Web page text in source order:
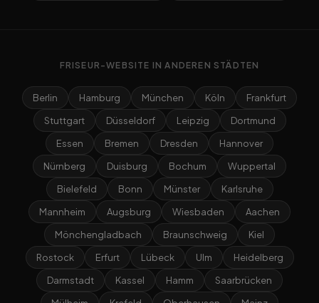
FRISEUR-WEBSITE IN ANDEREN STÄDTEN
Berlin Hamburg München Köln
Frankfurt
Stuttgart
Düsseldorf Leipzig
Dortmund
Essen
Bremen Dresden
Hannover
Nürnberg
Duisburg Bochum
Wuppertal
Bielefeld
Bonn Münster
Karlsruhe
Mannheim
Augsburg Wiesbaden
Aachen
Mönchengladbach
Braunschweig
Kiel
Rostock
Erfurt Lübeck Ulm
Heidelberg
Darmstadt
Kassel Hamm
Saarbrücken